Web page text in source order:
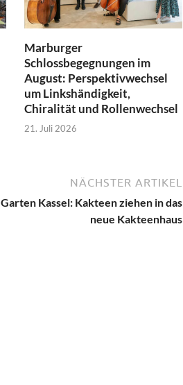
Marburger
Schlossbegegnungen im
August: Perspektivwechsel
um Linkshändigkeit,
Chiralität und Rollenwechsel
21. Juli 2026
NÄCHSTER ARTIKEL
Kassel: Kakteen ziehen in das
neue Kakteenhaus